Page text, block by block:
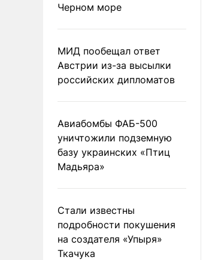
Черном море
МИД пообещал ответ
Австрии из-за высылки
российских дипломатов
Авиабомбы ФАБ-500
уничтожили подземную
базу украинских «Птиц
Мадьяра»
Стали известны
подробности покушения
на создателя «Упыря»
Ткачука